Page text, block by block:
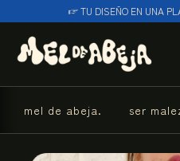
☞ TU DISEÑO EN UNA
mel de abeja. ser